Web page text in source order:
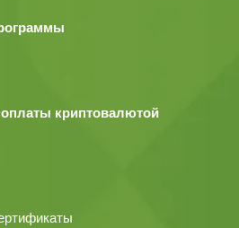
криптовалютой